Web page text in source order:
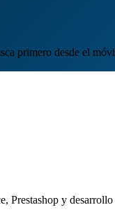
primero desde el
Prestashop y